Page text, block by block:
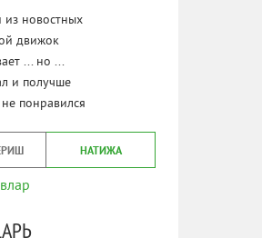
новостных
движок
... но ...
и получше
понравился
НАТИЖА